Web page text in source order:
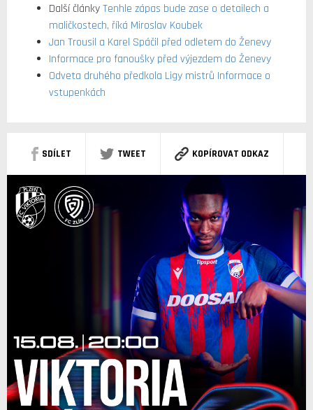
Další článkyTenhle zápas bude zase o detailech a
maličkostech, říká Miroslav Koubek
Jan Trousil a Karel Spáčil před odletem do Ženevy
Informace pro fanoušky před výjezdem do Ženevy
Odveta druhého předkola Ligy mistrů Informace o
vstupenkách
SDÍLET TWEET KOPÍROVAT ODKAZ